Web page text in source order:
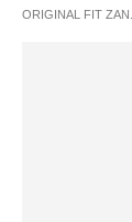
ORIGINAL FIT